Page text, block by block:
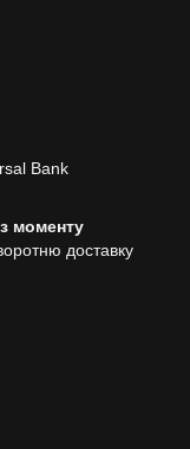
Bank
моменту
доставку